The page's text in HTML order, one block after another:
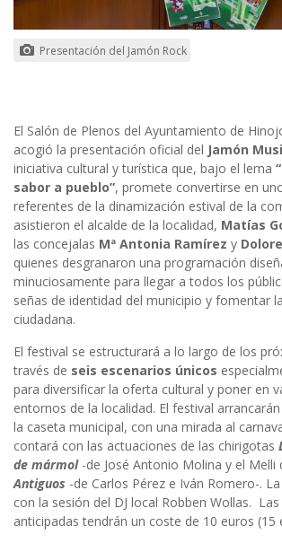
Presentación del Jamón Rock
El Salón de Plenos del Ayuntamiento de
acogió la presentación oficial del Jamón
iniciativa cultural y turística que, bajo el lema
sabor a pueblo”, promete convertirse en
referentes de la dinamización estival de la
asistieron el alcalde de la localidad, Matías
las concejalas Mª Antonia Ramírez y
quienes desgranaron una programación
minuciosamente para llegar a todos los
señas de identidad del municipio y fomentar
ciudadana.
El festival se estructurará a lo largo de los
través de seis escenarios únicos
para diversificar la oferta cultural y poner en
entornos de la localidad. El festival
la caseta municipal, con una mirada al
contará con las actuaciones de las chirigotas
de mármol -de José Antonio Molina y el Melli
Antiguos -de Carlos Pérez e Iván Romero-.
con la sesión del DJ local Robben Wollas.
anticipadas tendrán un coste de 10 euros (15